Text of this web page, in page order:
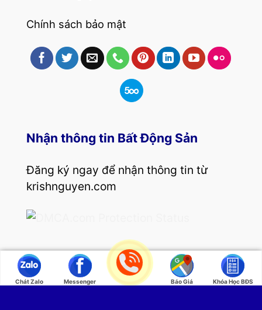
Chính sách bảo mật
Nhận thông tin Bất Động Sản
Đăng ký ngay để nhận thông tin từ
krishnguyen.com
Copyright 2026 ©
Coach Business Krish Nguyễn
| Kênh tổng hợp bí quyết mua bán, đầu tư bất
Chát Zalo Messenger Báo Giá Khóa Học BĐS